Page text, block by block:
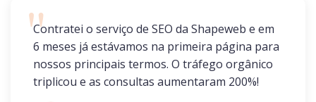
Contratei o serviço de SEO da Shapeweb e em
6 meses já estávamos na primeira página para
nossos principais termos. O tráfego orgânico
triplicou e as consultas aumentaram 200%!